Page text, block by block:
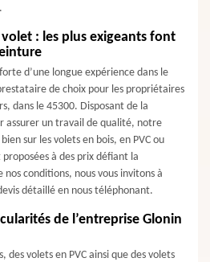
: les plus exigeants font
d’une longue expérience dans le
de choix pour les propriétaires
dans le 45300. Disposant de la
assurer un travail de qualité, notre
sur les volets en bois, en PVC ou
à des prix défiant la
conditions, nous vous invitons à
détaillé en nous téléphonant.
de l’entreprise Glonin
des volets en PVC ainsi que des volets